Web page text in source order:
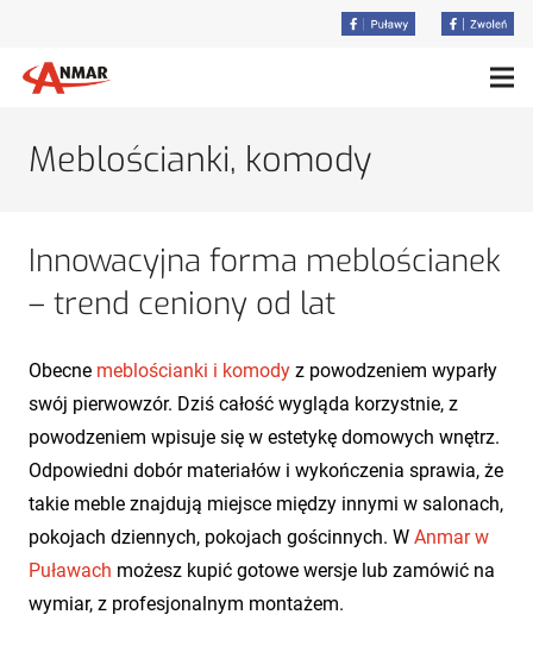
Meblościanki, komody
Innowacyjna forma meblościanek
– trend ceniony od lat
Obecne meblościanki i komody z powodzeniem wyparły
swój pierwowzór. Dziś całość wygląda korzystnie, z
powodzeniem wpisuje się w estetykę domowych wnętrz.
Odpowiedni dobór materiałów i wykończenia sprawia, że
takie meble znajdują miejsce między innymi w salonach,
pokojach dziennych, pokojach gościnnych. W Anmar w
Puławach możesz kupić gotowe wersje lub zamówić na
wymiar, z profesjonalnym montażem.